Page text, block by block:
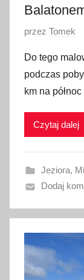
O
u
b
l
i
a
n
4
c
e
przez Tomek
Do tego
podczas
km na
Czytaj dalej
Jeziora,
Dodaj